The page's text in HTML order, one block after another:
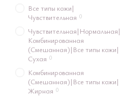
Все типы кожи|
Чувствительная 0
Чувствительная|Нормальная|
Комбинированная
(Смешанная)|Все типы кожи|
Сухая 0
Комбинированная
(Смешанная)|Все типы кожи|
Жирная 0